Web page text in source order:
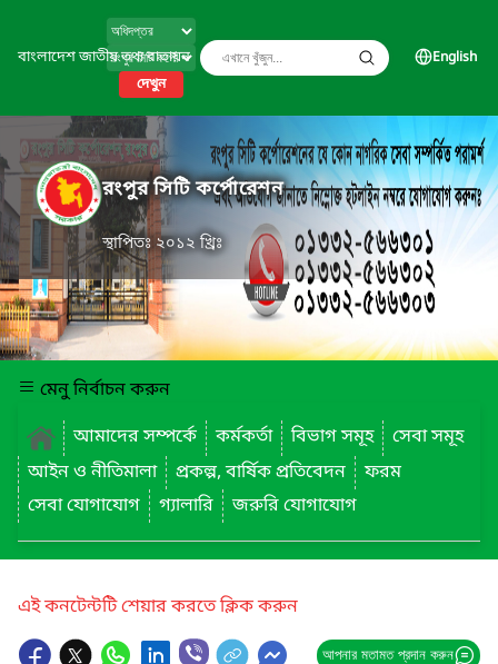
বাংলাদেশ জাতীয় তথ্য বাতায়ন
দেখুন
English
রংপুর সিটি কর্পোরেশন
স্থাপিতঃ ২০১২ খ্রিঃ
মেনু নির্বাচন করুন
আমাদের সম্পর্কে
কর্মকর্তা বিভাগ সমূহ
সেবা সমূহ
আইন ও নীতিমালা
প্রকল্প, বার্ষিক প্রতিবেদন
ফরম
সেবা যোগাযোগ
গ্যালারি জরুরি যোগাযোগ
এই কনটেন্টটি শেয়ার করতে ক্লিক করুন
আপনার মতামত প্রদান করুন